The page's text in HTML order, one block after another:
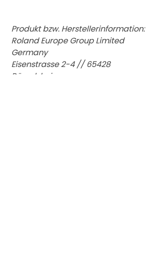
Produkt bzw. Herstellerinformation:
Roland Europe Group Limited
Germany
Eisenstrasse 2-4 // 65428
Rüsselsheim